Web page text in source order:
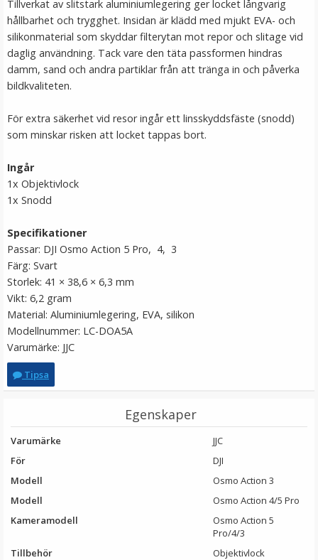
9H
Pro, 4 och 3
Tillverkat av slitstark aluminiumlegering ger locket långvarig
hållbarhet och trygghet. Insidan är klädd med mjukt EVA- och
silikonmaterial som skyddar filterytan mot repor och slitage vid
daglig användning. Tack vare den täta passformen hindras
damm, sand och andra partiklar från att tränga in och påverka
bildkvaliteten.
För extra säkerhet vid resor ingår ett linsskyddsfäste (snodd)
som minskar risken att locket tappas bort.
Ingår
1x Objektivlock
1x Snodd
Specifikationer
Passar: DJI Osmo Action 5 Pro, 4, 3
Färg: Svart
Storlek: 41 × 38,6 × 6,3 mm
Vikt: 6,2 gram
Material: Aluminiumlegering, EVA, silikon
Modellnummer: LC-DOA5A
Varumärke: JJC
Tipsa
Egenskaper
Varumärke
JJC
För
DJI
Modell
Osmo Action 3
Modell
Osmo Action 4/5 Pro
Kameramodell
Osmo Action 5
Pro/4/3
Tillbehör
Objektivlock